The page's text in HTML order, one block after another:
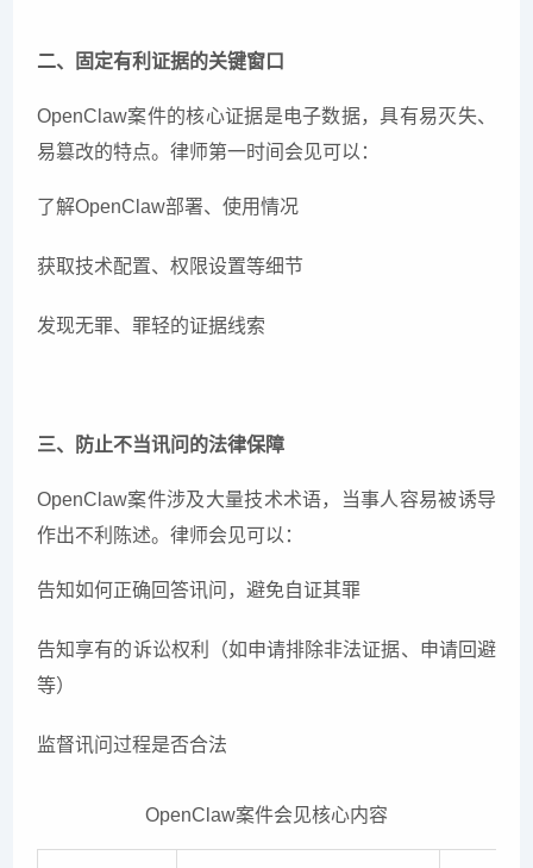
二、固定有利证据的关键窗口
OpenClaw案件的核心证据是电子数据，具有易灭失、
易篡改的特点。律师第一时间会见可以：
了解OpenClaw部署、使用情况
获取技术配置、权限设置等细节
发现无罪、罪轻的证据线索
三、防止不当讯问的法律保障
OpenClaw案件涉及大量技术术语，当事人容易被诱导
作出不利陈述。律师会见可以：
告知如何正确回答讯问，避免自证其罪
告知享有的诉讼权利（如申请排除非法证据、申请回避
等）
监督讯问过程是否合法
OpenClaw案件会见核心内容